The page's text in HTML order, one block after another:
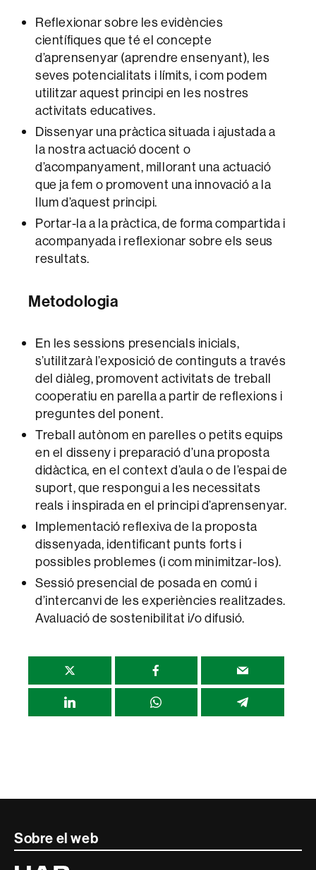
Reflexionar sobre les evidències
científiques que té el concepte
d’aprensenyar (aprendre ensenyant), les
seves potencialitats i límits, i com podem
utilitzar aquest principi en les nostres
activitats educatives.
Dissenyar una pràctica situada i ajustada a
la nostra actuació docent o
d’acompanyament, millorant una actuació
que ja fem o promovent una innovació a la
llum d’aquest principi.
Portar-la a la pràctica, de forma compartida i
acompanyada i reflexionar sobre els seus
resultats.
Metodologia
En les sessions presencials inicials,
s’utilitzarà l’exposició de continguts a través
del diàleg, promovent activitats de treball
cooperatiu en parella a partir de reflexions i
preguntes del ponent.
Treball autònom en parelles o petits equips
en el disseny i preparació d’una proposta
didàctica, en el context d’aula o de l’espai de
suport, que respongui a les necessitats
reals i inspirada en el principi d’aprensenyar.
Implementació reflexiva de la proposta
dissenyada, identificant punts forts i
possibles problemes (i com minimitzar-los).
Sessió presencial de posada en comú i
d’intercanvi de les experiències realitzades.
Avaluació de sostenibilitat i/o difusió.
Compartir
esta
Contacte
Sobre el web
Universitat